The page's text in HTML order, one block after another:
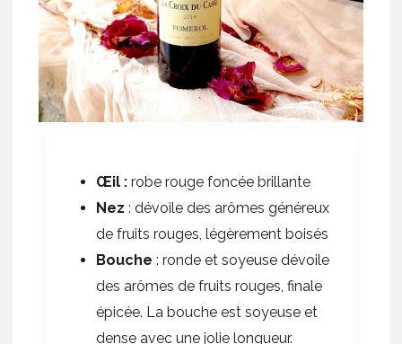
Œil :robe rouge foncée brillante
Nez : dévoile des arômes généreux
de fruits rouges, légèrement boisés
Bouche : ronde et soyeuse dévoile
des arômes de fruits rouges, finale
épicée. La bouche est soyeuse et
dense avec une jolie longueur.